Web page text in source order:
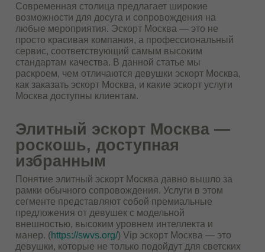
Современная столица предлагает широкие
возможности для досуга и сопровождения на
любые мероприятия. Эскорт Москва — это не
просто красивая компания, а профессиональный
сервис, соответствующий самым высоким
стандартам качества. В данной статье мы
раскроем, чем отличаются девушки эскорт Москва,
как заказать эскорт Москва, и какие эскорт услуги
Москва доступны клиентам.
Элитный эскорт Москва —
роскошь, доступная
избранным
Понятие элитный эскорт Москва давно вышло за
рамки обычного сопровождения. Услуги в этом
сегменте представляют собой премиальные
предложения от девушек с модельной
внешностью, высоким уровнем интеллекта и
манер. (https://swvs.org/) Vip эскорт Москва — это
девушки, которые не только подойдут для светских